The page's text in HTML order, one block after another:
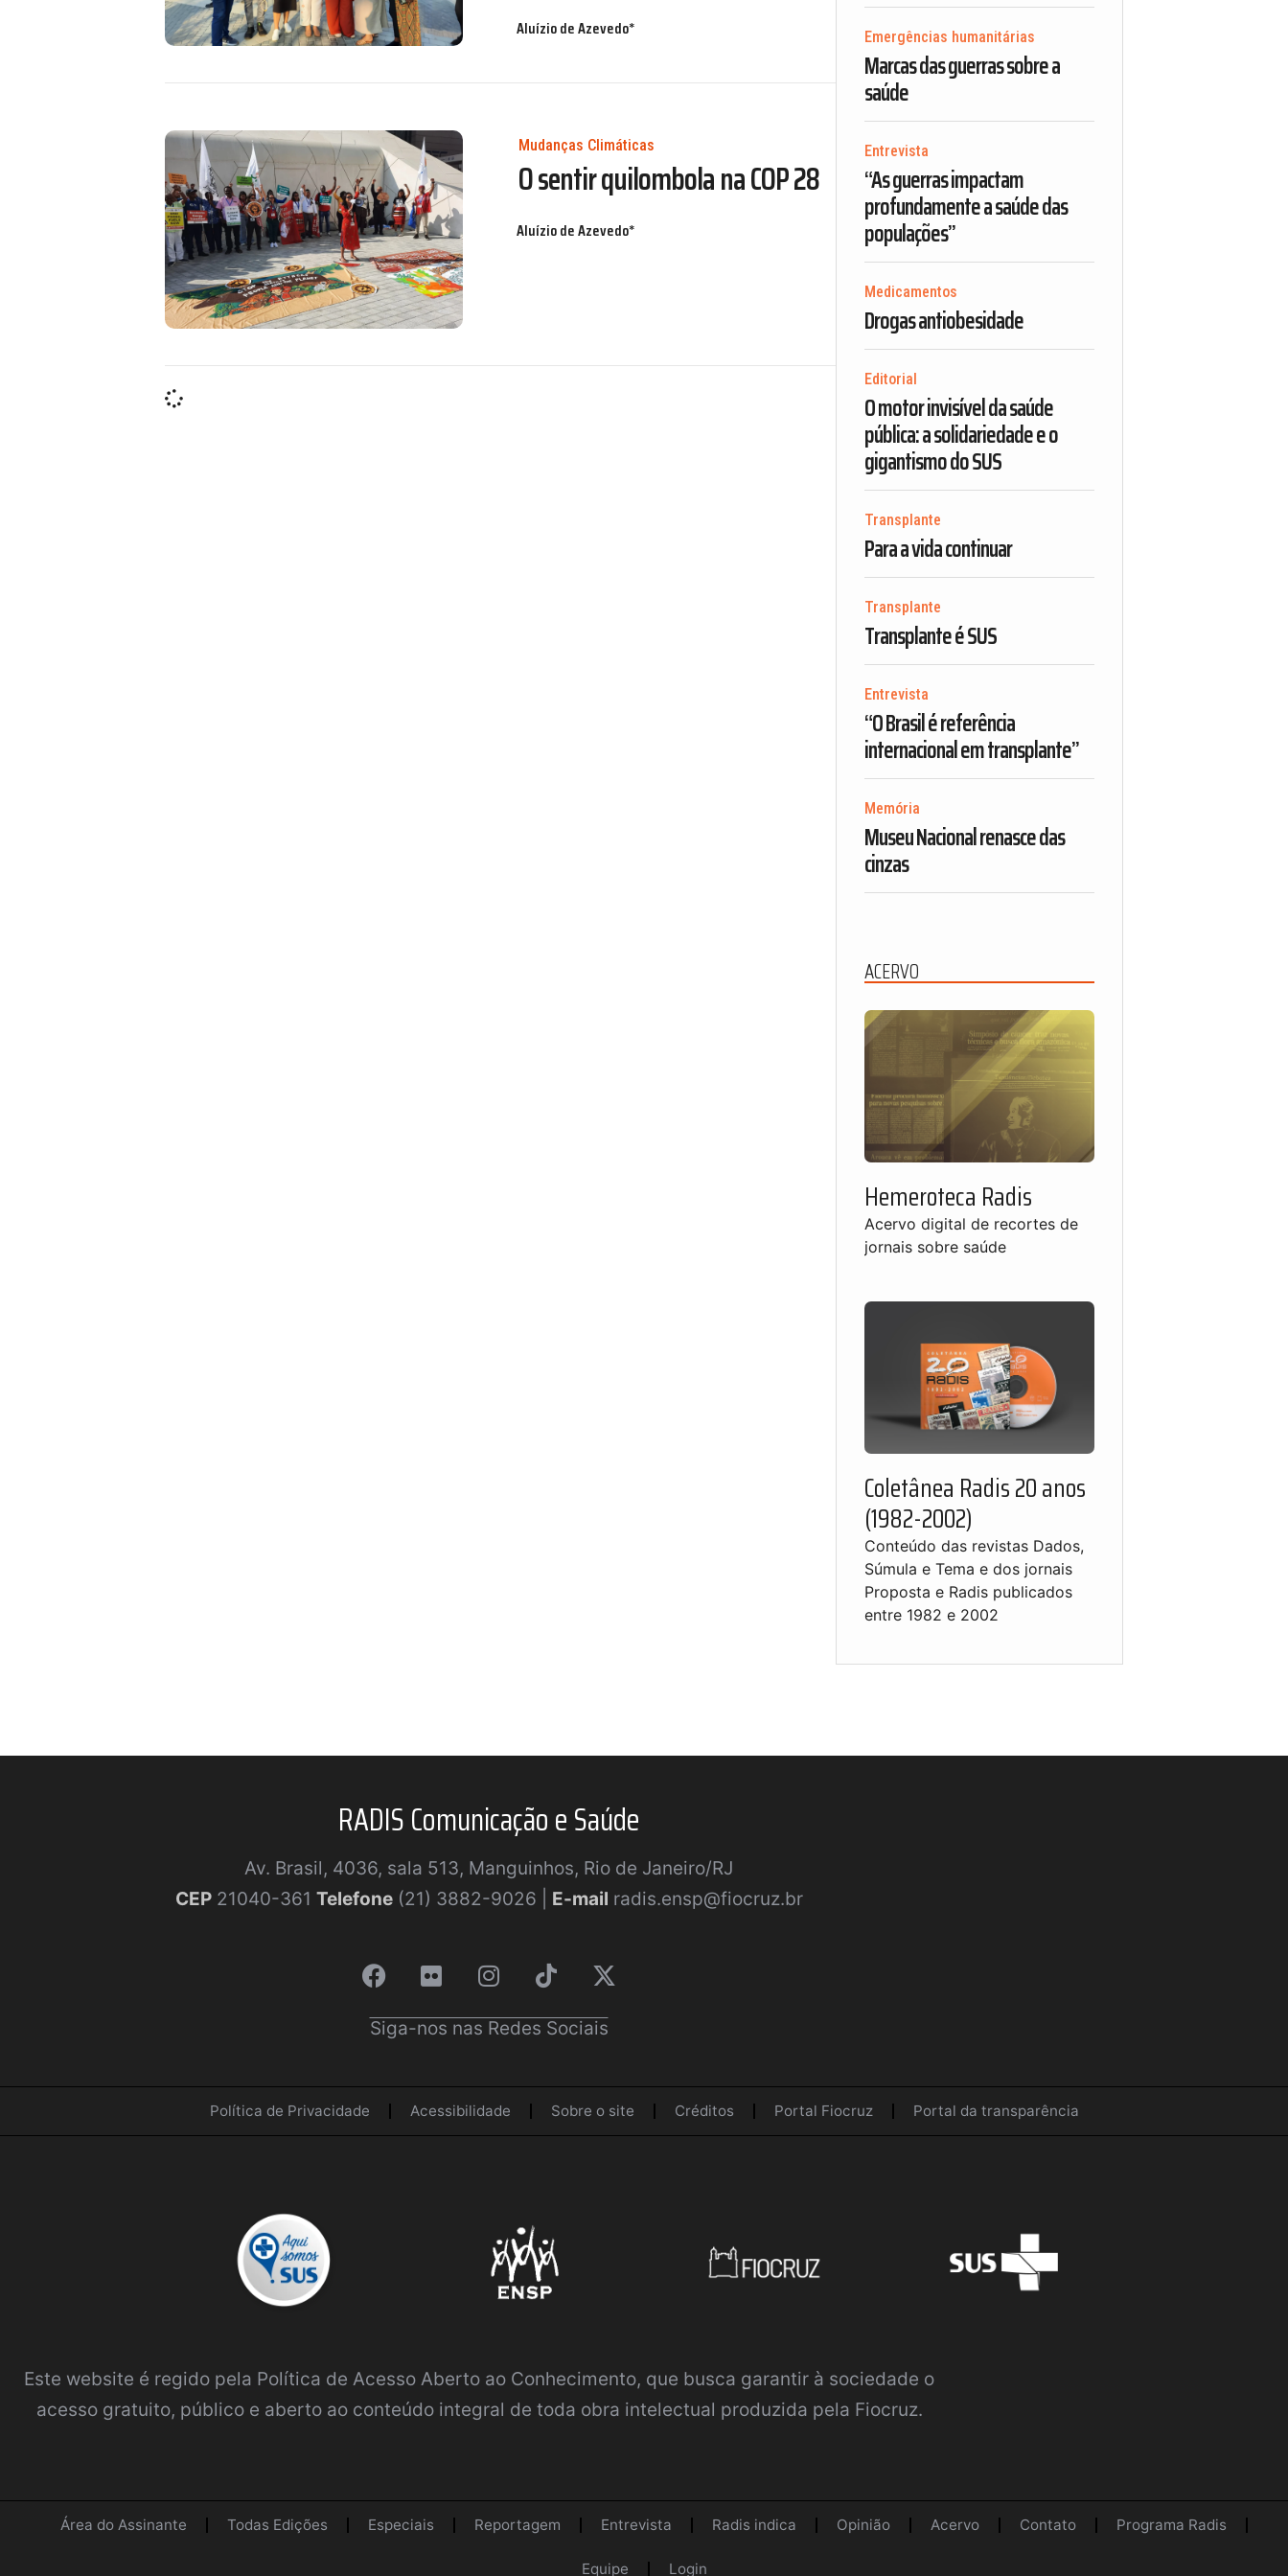
Aluízio de Azevedo*
Mudanças Climáticas
O sentir quilombola na COP 28
Aluízio de Azevedo*
Emergências humanitárias
Marcas das guerras sobre a
saúde
Entrevista
“As guerras impactam
profundamente a saúde das
populações”
Medicamentos
Drogas antiobesidade
Editorial
O motor invisível da saúde
pública: a solidariedade e o
gigantismo do SUS
Transplante
Para a vida continuar
Transplante
Transplante é SUS
Entrevista
“O Brasil é referência
internacional em transplante”
Memória
Museu Nacional renasce das
cinzas
ACERVO
Hemeroteca Radis
Acervo digital de recortes de
jornais sobre saúde
Coletânea Radis 20 anos
(1982-2002)
Conteúdo das revistas Dados,
Súmula e Tema e dos jornais
Proposta e Radis publicados
entre 1982 e 2002
RADIS Comunicação e Saúde
Av. Brasil, 4036, sala 513, Manguinhos, Rio de Janeiro/RJ
CEP21040-361 Telefone(21) 3882-9026 | E-mail radis.ensp@fiocruz.br
Siga-nos nas Redes Sociais
Política de Privacidade Acessibilidade Sobre o site Créditos Portal Fiocruz Portal da transparência
Este website é regido pela Política de Acesso Aberto ao Conhecimento, que busca garantir à sociedade o
acesso gratuito, público e aberto ao conteúdo integral de toda obra intelectual produzida pela Fiocruz.
Área do Assinante Todas Edições Especiais Reportagem Entrevista Radis indica Opinião Acervo Contato Programa Radis
Equipe Login